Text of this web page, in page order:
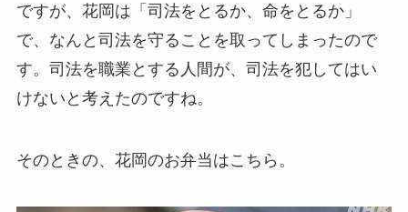
ですが、花岡は「司法をとるか、命をとるか」
で、なんと司法を守ることを取ってしまったので
す。司法を職業とする人間が、司法を犯してはい
けないと考えたのですね。
そのときの、花岡のお弁当はこちら。